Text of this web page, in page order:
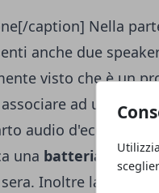
caption] Nella
anche due
visto che è un
ad uno
audio
una batteria da
Inoltre la